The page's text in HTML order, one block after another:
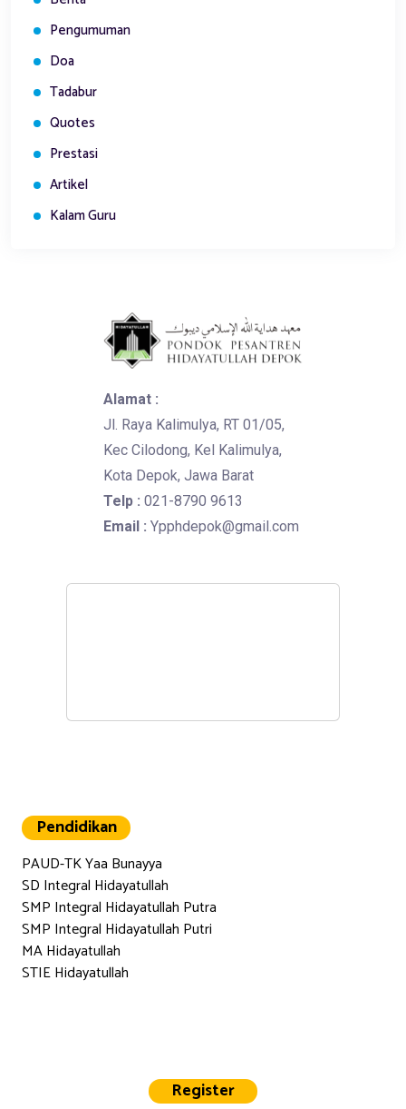
Pengumuman
Doa
Tadabur
Quotes
Prestasi
Artikel
Kalam Guru
Alamat :
Jl. Raya Kalimulya, RT 01/05,
Kec Cilodong, Kel Kalimulya,
Kota Depok, Jawa Barat
Telp : 021-8790 9613
Email : Ypphdepok@gmail.com
Pendidikan
PAUD-TK Yaa Bunayya
SD Integral Hidayatullah
SMP Integral Hidayatullah Putra
SMP Integral Hidayatullah Putri
MA Hidayatullah
STIE Hidayatullah
Register